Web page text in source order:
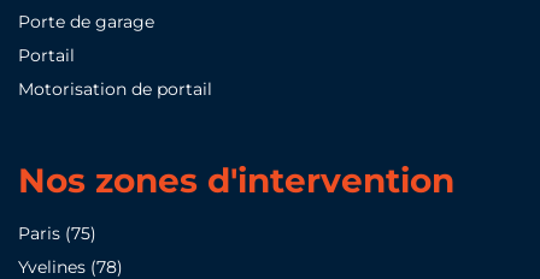
Porte de garage
Portail
Motorisation de portail
Nos zones d'intervention
Paris (75)
Yvelines (78)